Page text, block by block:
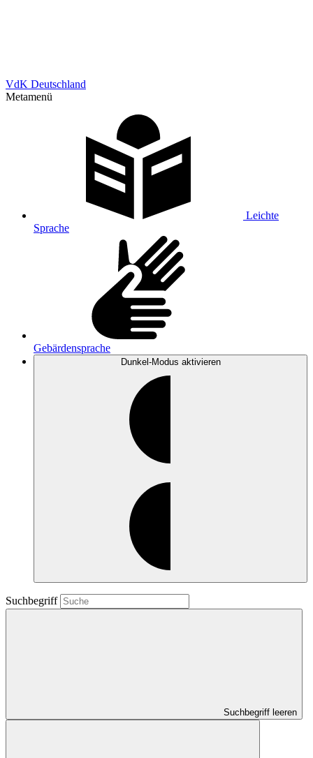
VdK Deutschland
Metamenü
Leichte
Sprache
Gebärdensprache
Dunkel-Modus aktivieren
Suchbegriff
Suchbegriff leeren